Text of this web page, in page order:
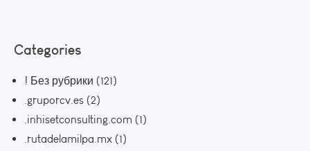
Categories
! Без рубрики (121)
.gruporcv.es (2)
.inhisetconsulting.com (1)
.rutadelamilpa.mx (1)